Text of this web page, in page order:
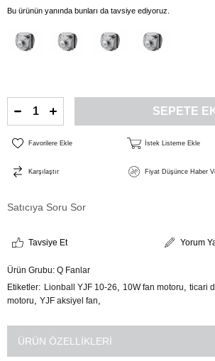
Bu ürünün yanında bunları da tavsiye ediyoruz.
Favorilere Ekle İstek Listeme Ekle
Karşılaştır Fiyat Düşünce Haber
Satıcıya Soru Sor
Tavsiye Et Yorum
Ürün Grubu: Q Fanlar
Etiketler
Lionball YJF 10-26 10W fan motoru ticari
motoru
YJF aksiyel fan
ÜRÜN ÖZELLIKLERI